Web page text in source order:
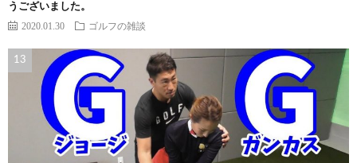
うございました。
2020.01.30 ゴルフの雑談